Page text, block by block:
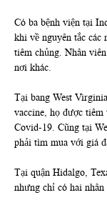
Có ba bệnh viện tại
khi về nguyên tắc các
tiêm chủng. Nhân
nơi khác.
Tại bang West
vaccine, họ được tiêm
Covid-19. Cũng tại
phải tìm mua với giá
Tại quận Hidalgo,
nhưng chỉ có hai